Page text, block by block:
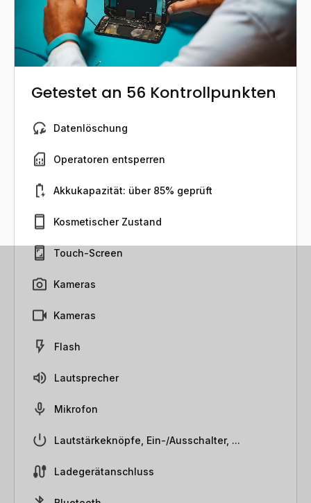
Getestet an 56 Kontrollpunkten
Datenlöschung
Operatoren entsperren
Akkukapazität: über 85% geprüft
Kosmetischer Zustand
Touch-Screen
Kameras
Kameras
Flash
Lautsprecher
Mikrofon
Lautstärkeknöpfe, Ein-/Ausschalter, ...
Ladegerätanschluss